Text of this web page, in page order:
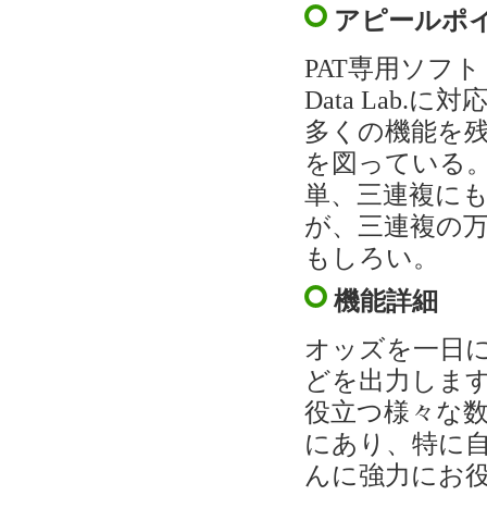
アピールポ
PAT専用ソフ
Data Lab.に対
多くの機能を
を図っている
単、三連複に
が、三連複の
もしろい。
機能詳細
オッズを一日
どを出力しま
役立つ様々な
にあり、特に
んに強力にお